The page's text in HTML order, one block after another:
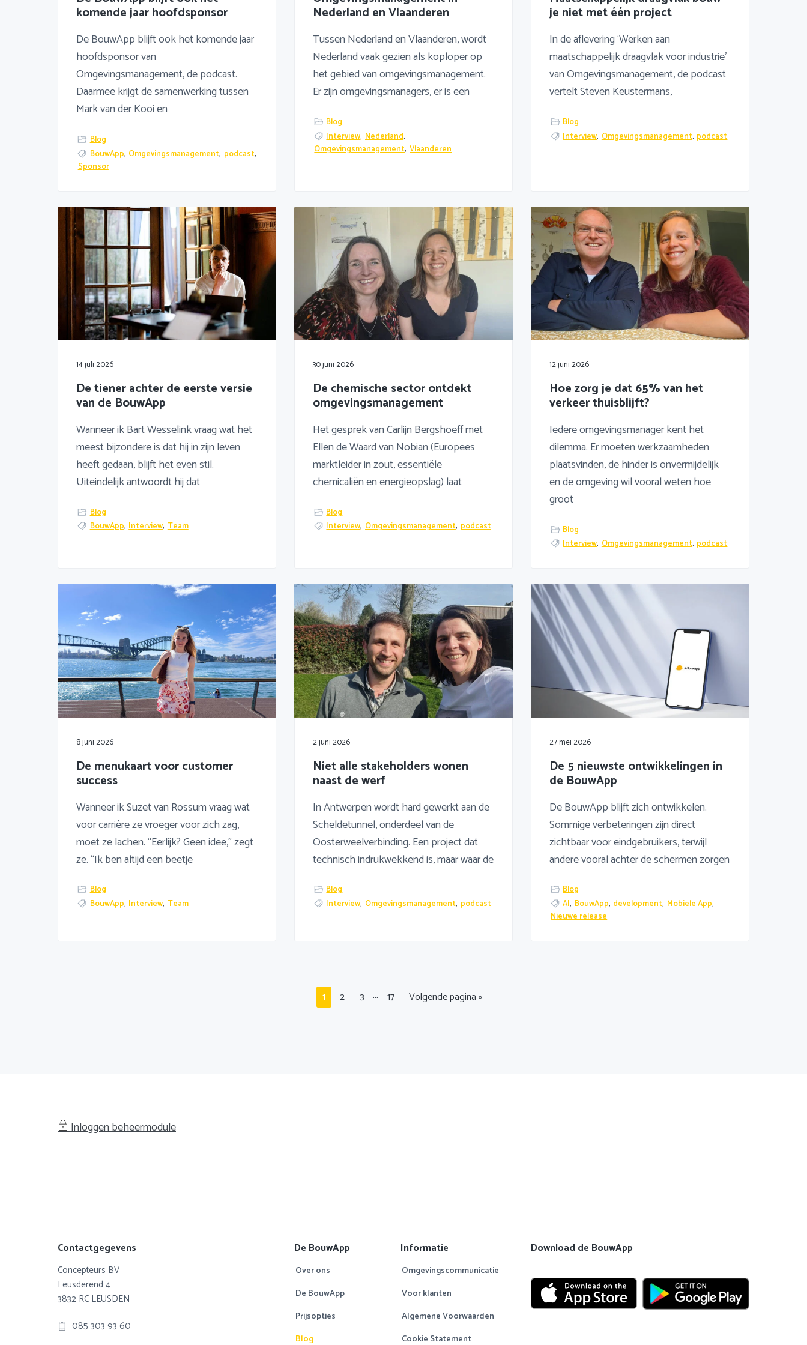
komende jaar hoofdsponsor
De BouwApp blijft ook het komende jaar
hoofdsponsor van
Omgevingsmanagement, de podcast.
Daarmee krijgt de samenwerking tussen
Mark van der Kooi en
Blog
BouwApp, Omgevingsmanagement, podcast,
Sponsor
Nederland en Vlaanderen
Tussen Nederland en Vlaanderen, wordt
Nederland vaak gezien als koploper op
het gebied van omgevingsmanagement.
Er zijn omgevingsmanagers, er is een
Blog
Interview, Nederland,
Omgevingsmanagement, Vlaanderen
je niet met één project
In de aflevering ‘Werken aan
maatschappelijk draagvlak voor industrie’
van Omgevingsmanagement, de podcast
vertelt Steven Keustermans,
Blog
Interview, Omgevingsmanagement, podcast
14 juli 2026
De tiener achter de eerste versie
van de BouwApp
Wanneer ik Bart Wesselink vraag wat het
meest bijzondere is dat hij in zijn leven
heeft gedaan, blijft het even stil.
Uiteindelijk antwoordt hij dat
Blog
BouwApp, Interview, Team
30 juni 2026
De chemische sector ontdekt
omgevingsmanagement
Het gesprek van Carlijn Bergshoeff met
Ellen de Waard van Nobian (Europees
marktleider in zout, essentiële
chemicaliën en energieopslag) laat
Blog
Interview, Omgevingsmanagement, podcast
12 juni 2026
Hoe zorg je dat 65% van het
verkeer thuisblijft?
Iedere omgevingsmanager kent het
dilemma. Er moeten werkzaamheden
plaatsvinden, de hinder is onvermijdelijk
en de omgeving wil vooral weten hoe
groot
Blog
Interview, Omgevingsmanagement, podcast
8 juni 2026
De menukaart voor customer
success
Wanneer ik Suzet van Rossum vraag wat
voor carrière ze vroeger voor zich zag,
moet ze lachen. “Eerlijk? Geen idee,” zegt
ze. “Ik ben altijd een beetje
Blog
BouwApp, Interview, Team
2 juni 2026
Niet alle stakeholders wonen
naast de werf
In Antwerpen wordt hard gewerkt aan de
Scheldetunnel, onderdeel van de
Oosterweelverbinding. Een project dat
technisch indrukwekkend is, maar waar de
Blog
Interview, Omgevingsmanagement, podcast
27 mei 2026
De 5 nieuwste ontwikkelingen in
de BouwApp
De BouwApp blijft zich ontwikkelen.
Sommige verbeteringen zijn direct
zichtbaar voor eindgebruikers, terwijl
andere vooral achter de schermen zorgen
Blog
AI, BouwApp, development, Mobiele App,
Nieuwe release
Pagina
1 Pagina
2 Pagina
3 Interim
… Pagina
17
Ga
Volgende pagina »
Inloggen beheermodule
Contactgegevens
Concepteurs BV
Leusderend 4
3832 RC LEUSDEN
085 303 93 60
De BouwApp
Over ons
De BouwApp
Prijsopties
Blog
Informatie
Omgevingscommunicatie
Voor klanten
Algemene Voorwaarden
Cookie Statement
Download de BouwApp